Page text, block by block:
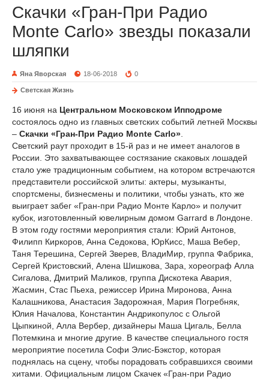
Скачки «Гран-При Радио
Monte Carlo» звезды показали
шляпки
Яна Яворская 18-06-2018 0
Светская Жизнь
16 июня на Центральном Московском Ипподроме
состоялось одно из главных светских событий летней Москвы
– Скачки «Гран-При Радио Monte Carlo»
Светский раут проходит в 15-й раз и не имеет аналогов в
России. Это захватывающее состязание скаковых лошадей
стало уже традиционным событием, на котором встречаются
представители российской элиты: актеры, музыканты,
спортсмены, бизнесмены и политики, чтобы узнать, кто же
выиграет забег «Гран-при Радио Монте Карло» и получит
кубок, изготовленный ювелирным домом Garrard в Лондоне.
В этом году гостями мероприятия стали: Юрий Антонов,
Филипп Киркоров, Анна Седокова, ЮрКисс, Маша Вебер,
Таня Терешина, Сергей Зверев, ВладиМир, группа Фабрика,
Сергей Кристовский, Алена Шишкова, Зара, хореограф Алла
Сигалова, Дмитрий Маликов, группа Дискотека Авария,
Жасмин, Стас Пьеха, режиссер Ирина Миронова, Анна
Калашникова, Анастасия Задорожная, Мария Погребняк,
Юлия Началова, Константин Андрикопулос с Ольгой
Цыпкиной, Алла Вербер, дизайнеры Маша Цигаль, Белла
Потемкина и многие другие. В качестве специального гостя
мероприятие посетила Софи Элис-Бэкстор, которая
поднялась на сцену, чтобы порадовать собравшихся своими
хитами. Официальным лицом Скачек «Гран-при Радио